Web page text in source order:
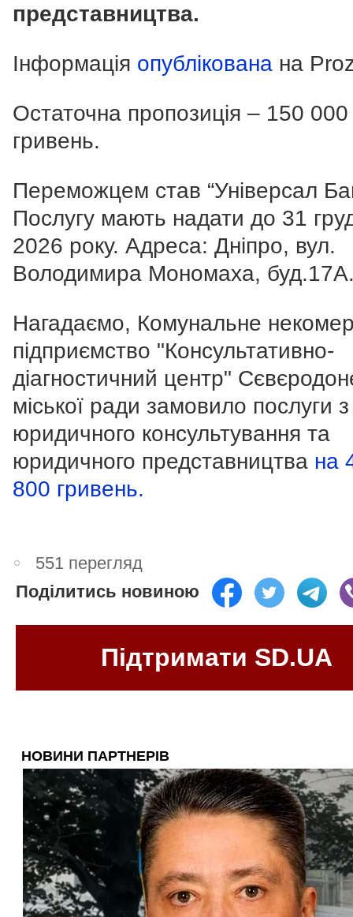
представництва.
Інформація опублікована на
Остаточна пропозиція – 150 000
гривень.
Переможцем став “Універсал
Послугу мають надати до 31
2026 року. Адреса: Дніпро, вул.
Володимира Мономаха,
Нагадаємо, Комунальне
підприємство "Консультативно-
діагностичний центр"
міської ради замовило послуги з
юридичного консультування та
юридичного представництва на
800 гривень.
551 перегляд
Поділитись новиною
Підтримати SD.UA